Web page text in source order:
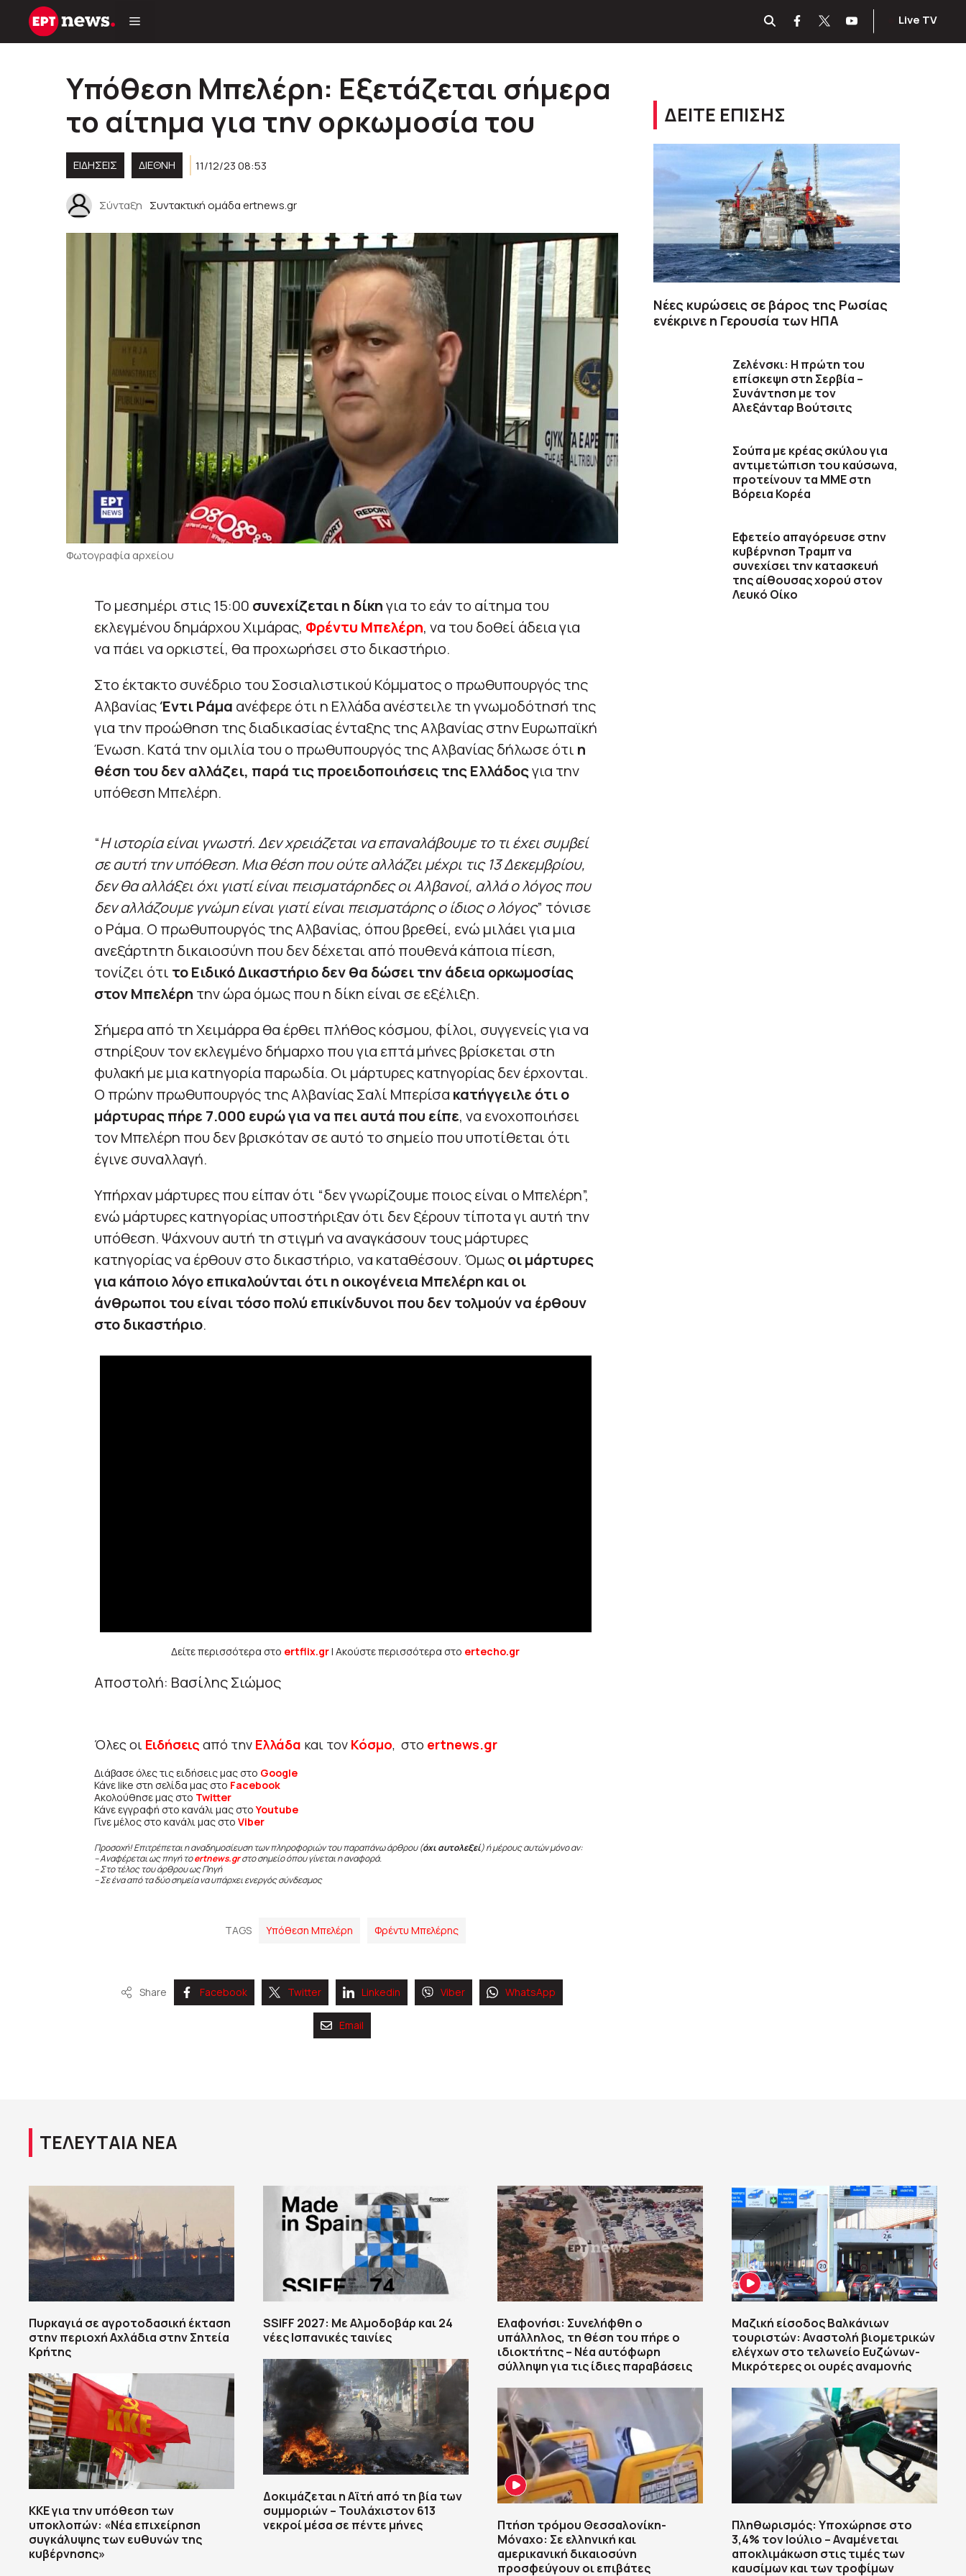
Μετάβαση
Live TV
Υπόθεση Μπελέρη: Εξετάζεται σήμερα
το αίτημα για την ορκωμοσία του
ΕΙΔΗΣΕΙΣ ΔΙΕΘΝΗ 11/12/23 08:53
Σύνταξη Συντακτική ομάδα ertnews.gr
Φωτογραφία αρχείου
Το μεσημέρι στις 15:00 συνεχίζεται η δίκηγια το εάν το αίτημα του
εκλεγμένου δημάρχου Χιμάρας, Φρέντυ Μπελέρη, να του δοθεί άδεια για
να πάει να ορκιστεί, θα προχωρήσει στο δικαστήριο.
Στο έκτακτο συνέδριο του Σοσιαλιστικού Κόμματος ο πρωθυπουργός της
ΑλβανίαςΈντι Ράμα ανέφερε ότι η Ελλάδα ανέστειλε τη γνωμοδότησή της
για την προώθηση της διαδικασίας ένταξης της Αλβανίας στην Ευρωπαϊκή
Ένωση. Κατά την ομιλία του ο πρωθυπουργός της Αλβανίας δήλωσε ότι η
θέση του δεν αλλάζει, παρά τις προειδοποιήσεις της Ελλάδοςγια την
υπόθεση Μπελέρη.
“Η ιστορία είναι γνωστή. Δεν χρειάζεται να επαναλάβουμε το τι έχει συμβεί
σε αυτή την υπόθεση. Μια θέση που ούτε αλλάζει μέχρι τις 13 Δεκεμβρίου,
δεν θα αλλάξει όχι γιατί είναι πεισματάρηδες οι Αλβανοί, αλλά ο λόγος που
δεν αλλάζουμε γνώμη είναι γιατί είναι πεισματάρης ο ίδιος ο λόγος” τόνισε
ο Ράμα. Ο πρωθυπουργός της Αλβανίας, όπου βρεθεί, ενώ μιλάει για μια
ανεξάρτητη δικαιοσύνη που δεν δέχεται από πουθενά κάποια πίεση,
τονίζει ότι το Ειδικό Δικαστήριο δεν θα δώσει την άδεια ορκωμοσίας
στον Μπελέρη την ώρα όμως που η δίκη είναι σε εξέλιξη.
Σήμερα από τη Χειμάρρα θα έρθει πλήθος κόσμου, φίλοι, συγγενείς για να
στηρίξουν τον εκλεγμένο δήμαρχο που για επτά μήνες βρίσκεται στη
φυλακή με μια κατηγορία παρωδία. Οι μάρτυρες κατηγορίας δεν έρχονται.
Ο πρώην πρωθυπουργός της Αλβανίας Σαλί Μπερίσα κατήγγειλε ότι ο
μάρτυρας πήρε 7.000 ευρώ για να πει αυτά που είπε, να ενοχοποιήσει
τον Μπελέρη που δεν βρισκόταν σε αυτό το σημείο που υποτίθεται ότι
έγινε συναλλαγή.
Υπήρχαν μάρτυρες που είπαν ότι “δεν γνωρίζουμε ποιος είναι ο Μπελέρη”,
ενώ μάρτυρες κατηγορίας υποστήριξαν ότι δεν ξέρουν τίποτα γι αυτή την
υπόθεση. Ψάχνουν αυτή τη στιγμή να αναγκάσουν τους μάρτυρες
κατηγορίας να έρθουν στο δικαστήριο, να καταθέσουν. Όμωςοι μάρτυρες
για κάποιο λόγο επικαλούνται ότι η οικογένεια Μπελέρη και οι
άνθρωποι του είναι τόσο πολύ επικίνδυνοι που δεν τολμούν να έρθουν
στο δικαστήριο.
Δείτε περισσότερα στο ertflix.gr| Ακούστε περισσότερα στο ertecho.gr
Αποστολή: Βασίλης Σιώμος
Όλες οι Ειδήσεις από την Ελλάδα και τον Κόσμο, στο ertnews.gr
Διάβασε όλες τις ειδήσεις μας στο Google
Κάνε like στη σελίδα μας στο Facebook
Ακολούθησε μας στο Twitter
Κάνε εγγραφή στο κανάλι μας στοYoutube
Γίνε μέλος στο κανάλι μας στο Viber
Προσοχή! Επιτρέπεται η αναδημοσίευση των πληροφοριών του παραπάνω άρθρου (όχι αυτολεξεί) ή μέρους αυτών μόνο αν:
– Αναφέρεται ως πηγή τοertnews.gr στο σημείο όπου γίνεται η αναφορά.
– Στο τέλος του άρθρου ως Πηγή
– Σε ένα από τα δύο σημεία να υπάρχει ενεργός σύνδεσμος
TAGS Υπόθεση Μπελέρη Φρέντυ Μπελέρης
Share Facebook Twitter Linkedin Viber WhatsApp
Email
ΔΕΙΤΕ ΕΠΙΣΗΣ
Νέες κυρώσεις σε βάρος της Ρωσίας
ενέκρινε η Γερουσία των ΗΠΑ
Ζελένσκι: Η πρώτη του
επίσκεψη στη Σερβία –
Συνάντηση με τον
Αλεξάνταρ Βούτσιτς
Σούπα με κρέας σκύλου για
αντιμετώπιση του καύσωνα,
προτείνουν τα ΜΜΕ στη
Βόρεια Κορέα
Εφετείο απαγόρευσε στην
κυβέρνηση Τραμπ να
συνεχίσει την κατασκευή
της αίθουσας χορού στον
Λευκό Οίκο
ΤΕΛΕΥΤΑΙΑ ΝΕΑ
Πυρκαγιά σε αγροτοδασική έκταση
στην περιοχή Αχλάδια στην Σητεία
Κρήτης
ΚΚΕ για την υπόθεση των
υποκλοπών: «Νέα επιχείρηση
συγκάλυψης των ευθυνών της
κυβέρνησης»
SSIFF 2027: Με Αλμοδοβάρ και 24
νέες Ισπανικές ταινίες
Δοκιμάζεται η Αϊτή από τη βία των
συμμοριών – Τουλάχιστον 613
νεκροί μέσα σε πέντε μήνες
Ελαφονήσι: Συνελήφθη ο
υπάλληλος, τη θέση του πήρε ο
ιδιοκτήτης – Νέα αυτόφωρη
σύλληψη για τις ίδιες παραβάσεις
Πτήση τρόμου Θεσσαλονίκη-
Μόναχο: Σε ελληνική και
αμερικανική δικαιοσύνη
προσφεύγουν οι επιβάτες
Μαζική είσοδος Βαλκάνιων
τουριστών: Αναστολή βιομετρικών
ελέγχων στο τελωνείο Ευζώνων-
Μικρότερες οι ουρές αναμονής
Πληθωρισμός: Υποχώρησε στο
3,4% τον Ιούλιο – Αναμένεται
αποκλιμάκωση στις τιμές των
καυσίμων και των τροφίμων